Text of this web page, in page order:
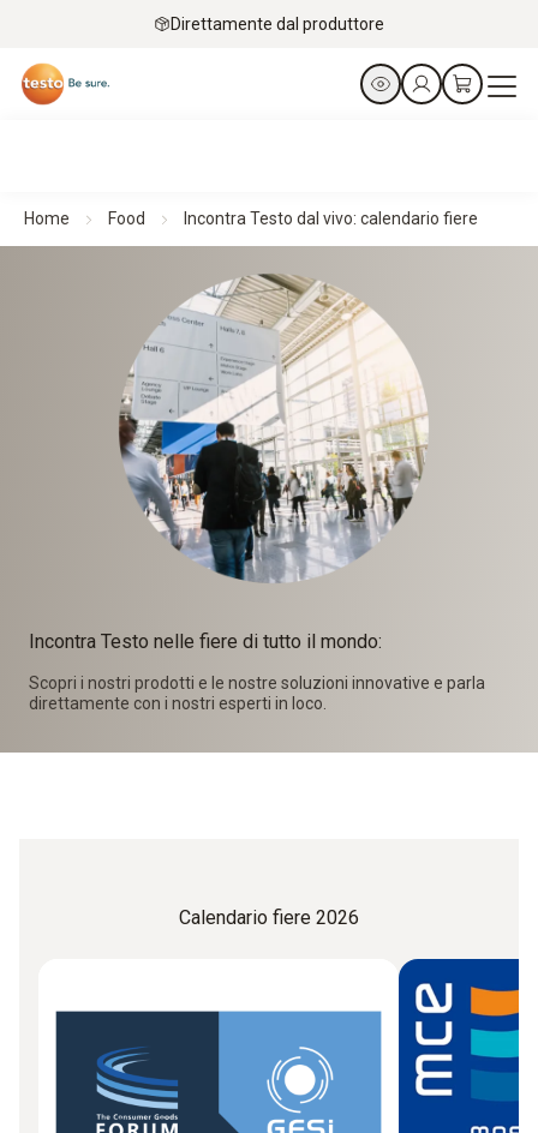
Direttamente dal produttore
Home Food Incontra Testo dal vivo: calendario fiere
Incontra Testo nelle fiere di tutto il mondo:
Scopri i nostri prodotti e le nostre soluzioni innovative e parla
direttamente con i nostri esperti in loco.
Calendario fiere 2026